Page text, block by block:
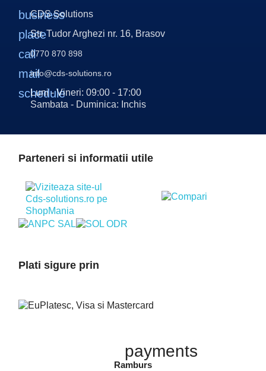
business
CDS Solutions
place
Str. Tudor Arghezi nr. 16, Brasov
call0770 870 898
mailinfo@cds-solutions.ro
schedule
Luni - Vineri: 09:00 - 17:00
Sambata - Duminica: Inchis
Parteneri si informatii utile
Plati sigure prin
payments
Ramburs